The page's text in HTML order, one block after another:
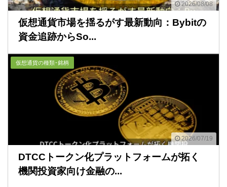
2026/08/08
仮想通貨市場を揺るがす最新動向：Bybitの
資金追跡からSo...
2026/07/19
仮想通貨の種類･銘柄
DTCCトークン化プラットフォームが拓く
機関投資家向け金融の...